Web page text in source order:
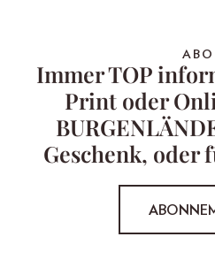
ABO
Immer TOP
Print oder
Geschenk, oder